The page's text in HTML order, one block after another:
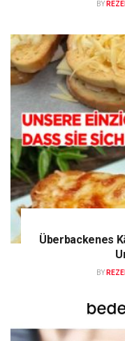
BY
Überbackenes
BY